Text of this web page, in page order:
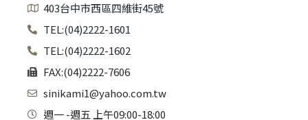
403台中市西區四維街45號
TEL:(04)2222-1601
TEL:(04)2222-1602
FAX:(04)2222-7606
sinikami1@yahoo.com.tw
週一 -週五 上午09:00-18:00